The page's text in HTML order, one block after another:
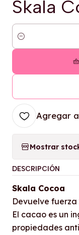
Skala
Cantidad
Agregar
Mostrar
DESCRIPCIÓN
Skala Cocoa
Devuelve
El cacao es un
propiedades